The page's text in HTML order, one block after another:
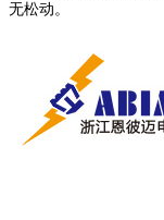
无松动。